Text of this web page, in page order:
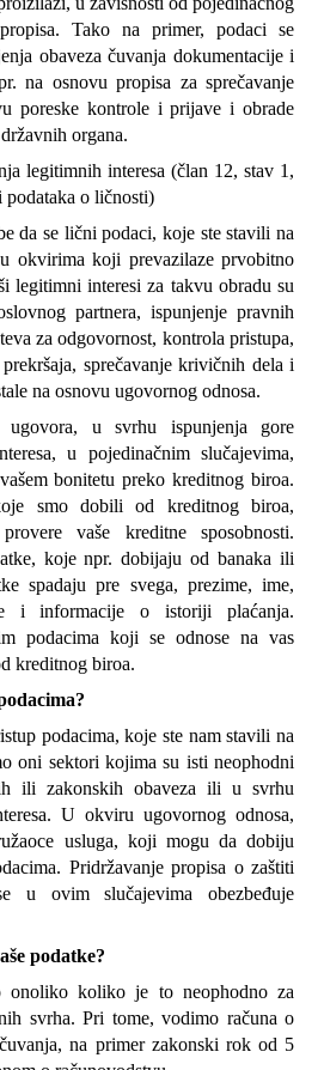
Tako na primer, podaci se
obaveza čuvanja dokumentacije i
na osnovu propisa za sprečavanje
poreske kontrole i prijave i obrade
organa.
legitimnih interesa (član 12, stav 1,
podataka o ličnosti)
da se lični podaci, koje ste stavili na
okvirima koji prevazilaze prvobitno
legitimni interesi za takvu obradu su
partnera, ispunjenje pravnih
za odgovornost, kontrola pristupa,
sprečavanje krivičnih dela i
na osnovu ugovornog odnosa.
ugovora, u svrhu ispunjenja gore
u pojedinačnim slučajevima,
bonitetu preko kreditnog biroa.
smo dobili od kreditnog biroa,
vaše kreditne sposobnosti.
koje npr. dobijaju od banaka ili
spadaju pre svega, prezime, ime,
i informacije o istoriji plaćanja.
podacima koji se odnose na vas
kreditnog biroa.
podacima, koje ste nam stavili na
oni sektori kojima su isti neophodni
ili zakonskih obaveza ili u svrhu
U okviru ugovornog odnosa,
usluga, koji mogu da dobiju
Pridržavanje propisa o zaštiti
u ovim slučajevima obezbeđuje
podatke?
onoliko koliko je to neophodno za
svrha. Pri tome, vodimo računa o
na primer zakonski rok od 5